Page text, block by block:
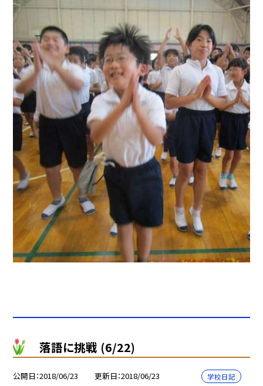
落語に挑戦 (6/22)
公開日 2018/06/23 更新日 2018/06/23 学校日記